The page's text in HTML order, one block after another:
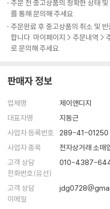
--- p.75
백제 왕의 어머니 소서노
소서노에게는 두 명의 아들이 있었
그러지 못했어요. 소서노와 아들들
음먹었어요. 하지만 형과 동생이 머
하늘이 내린 인연, 박혁거세와 알영
어느 날, 빛이 우물가를 비추고 그곳
남자아이가 태어났어요. 같은 날, 우
자아이가 있었어요. 여자아이는 닭
거북아 거북아 왕을 내놓아라
구야국의 구지봉에서 어느 날 소리
고 하니 노래를 부르라는 소리였어
두 모여 ‘거북아 거북아 머리를 내밀
주문 전 중고상품의 정확한 상태
를 통해 문의해 주세요.
주문완료 후 중고상품의 취소 및
합니다. 마이페이지 > 주문내역 >
로 문의해 주세요.
판매자 정보
업체명
제이앤디지
대표자명
지동근
사업자 등록번호
289-41-01250
사업자 종목
전자상거래 소매
고객 상담
전화번호(유선)
010-4387-
고객 상담
이메일